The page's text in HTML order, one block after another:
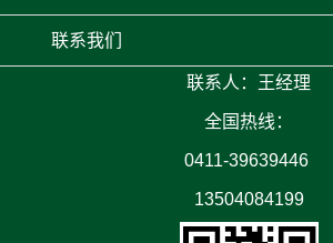
联系我们
联系人：王经理
全国热线：
0411-39639446
13504084199